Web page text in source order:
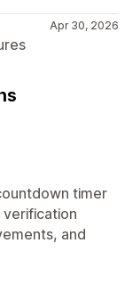
Apr 30, 2026
timer
and